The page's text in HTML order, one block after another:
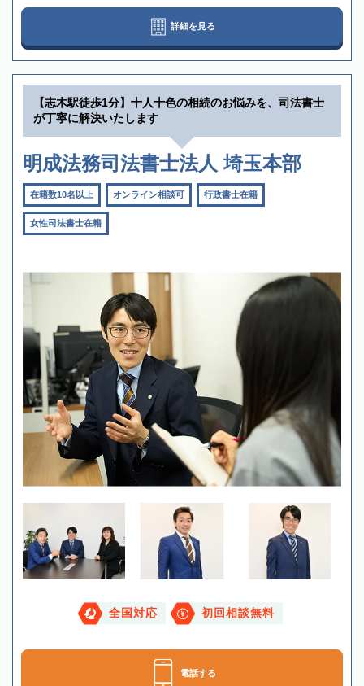
詳細を見る
【志木駅徒歩1分】十人十色の相続のお悩みを、司法書士
が丁寧に解決いたします
明成法務司法書士法人 埼玉本部
在籍数10名以上 オンライン相談可 行政書士在籍
女性司法書士在籍
全国対応 初回相談無料
電話する